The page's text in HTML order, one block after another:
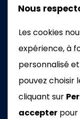
EMAIL
Nous
Les cookies
expérience, à
personnalisé
pouvez choisir
cliquant sur
accepter pour